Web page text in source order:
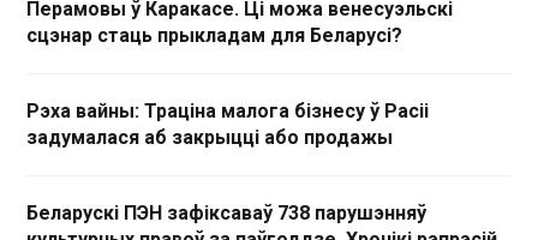
Перамовы ў Каракасе. Ці можа венесуэльскі
сцэнар стаць прыкладам для Беларусі?
Рэха вайны: Траціна малога бізнесу ў Расіі
задумалася аб закрыцці або продажы
Беларускі ПЭН зафіксаваў 738 парушэнняў